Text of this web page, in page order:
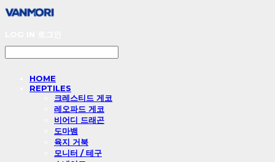
HOME
REPTILES
크레스티드 게코
레오파드 게코
비어디 드래곤
도마뱀
육지 거북
모니터 / 테구